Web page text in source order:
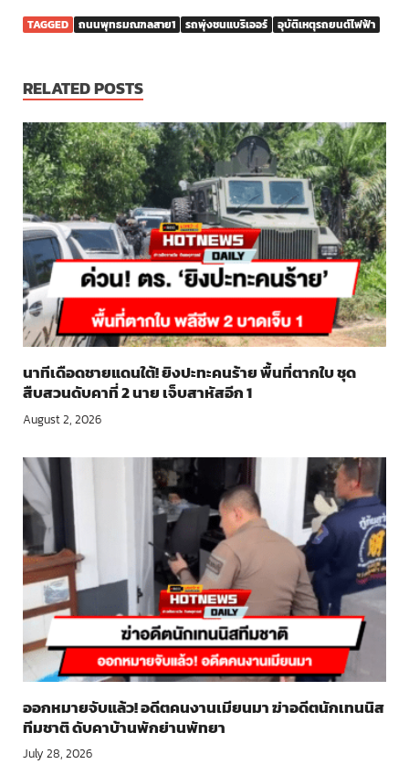
TAGGED ถนนพุทธมณฑลสาย1 รถพุ่งชนแบริเออร์ อุบัติเหตุรถยนต์ไฟฟ้า
RELATED POSTS
นาทีเดือดชายแดนใต้! ยิงปะทะคนร้าย พื้นที่ตากใบ ชุด
สืบสวนดับคาที่ 2 นาย เจ็บสาหัสอีก 1
August 2, 2026
ออกหมายจับแล้ว! อดีตคนงานเมียนมา ฆ่าอดีตนักเทนนิส
ทีมชาติ ดับคาบ้านพักย่านพัทยา
July 28, 2026